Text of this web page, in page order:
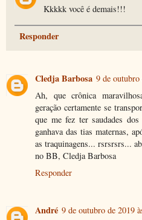
Kkkkk você é demais!!!
Responder
Cledja Barbosa 9 de outubro
Ah, que crônica
geração certamente se
que me fez ter saudades
ganhava das tias maternas,
as traquinagens... rsrsrsrs...
no BB, Cledja Barbosa
Responder
André 9 de outubro de 2019